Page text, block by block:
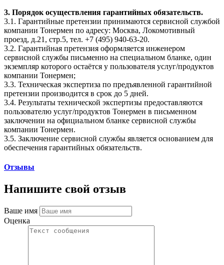
3. Порядок осуществления гарантийных обязательств.
3.1. Гарантийные претензии принимаются сервисной службой
компании Тонермен по адресу: Москва, Локомотивный
проезд, д.21, стр.5, тел. +7 (495) 940-63-20.
3.2. Гарантийная претензия оформляется инженером
сервисной службы письменно на специальном бланке, один
экземпляр которого остаётся у пользователя услуг/продуктов
компании Тонермен;
3.3. Техническая экспертиза по предъявленной гарантийной
претензии производится в срок до 5 дней.
3.4. Результаты технической экспертизы предоставляются
пользователю услуг/продуктов Тонермен в письменном
заключении на официальном бланке сервисной службы
компании Тонермен.
3.5. Заключение сервисной службы является основанием для
обеспечения гарантийных обязательств.
Отзывы
Напишите свой отзыв
Ваше имя
Оценка